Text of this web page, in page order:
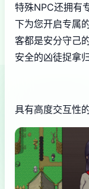
特殊NPC还拥有
下为您开启专属
客都是安分守己
安全的凶徒捉拿
具有高度交互性